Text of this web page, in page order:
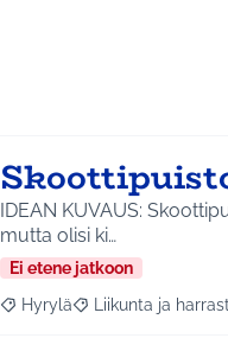
IDEAN KUVAUS:
mutta olisi ki…
Ei etene jatkoon
Rajaa tulokset aihepiirin
Hyrylä Rajaa tulokset
Liikunta ja